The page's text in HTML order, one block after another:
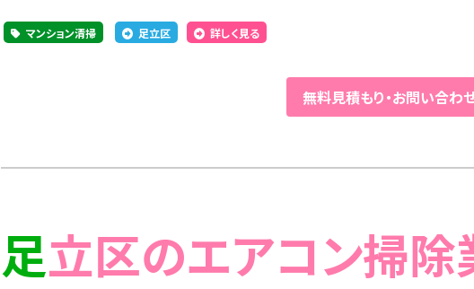
マンション清掃 足立区 詳しく見る
無料見積もり・お問い合わ
足立区のエアコン掃